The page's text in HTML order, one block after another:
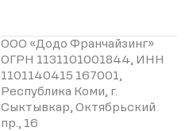
ООО «Додо Франчайзинг»
ОГРН 1131101001844, ИНН
1101140415 167001,
Республика Коми, г.
Сыктывкар, Октябрьский
пр., 16